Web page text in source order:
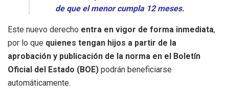
de que el menor cumpla 12 meses.
Este nuevo derecho entra en vigor de forma inmediata,
por lo que quienes tengan hijos a partir de la
aprobación y publicación de la norma en el Boletín
Oficial del Estado (BOE) podrán beneficiarse
automáticamente.